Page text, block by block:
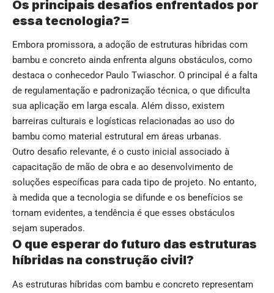
Os principais desafios enfrentados por
essa tecnologia?=
Embora promissora, a adoção de estruturas híbridas com
bambu e concreto ainda enfrenta alguns obstáculos, como
destaca o conhecedor Paulo Twiaschor. O principal é a falta
de regulamentação e padronização técnica, o que dificulta
sua aplicação em larga escala. Além disso, existem
barreiras culturais e logísticas relacionadas ao uso do
bambu como material estrutural em áreas urbanas.
Outro desafio relevante, é o custo inicial associado à
capacitação de mão de obra e ao desenvolvimento de
soluções específicas para cada tipo de projeto. No entanto,
à medida que a tecnologia se difunde e os benefícios se
tornam evidentes, a tendência é que esses obstáculos
sejam superados.
O que esperar do futuro das estruturas
híbridas na construção civil?
As estruturas híbridas com bambu e concreto representam